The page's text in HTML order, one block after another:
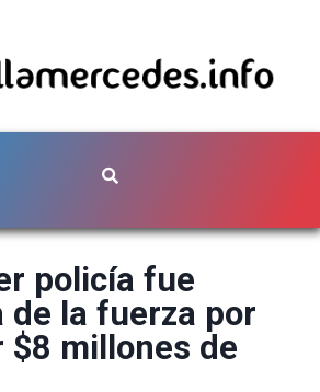
policía fue
de la fuerza por
$8 millones de